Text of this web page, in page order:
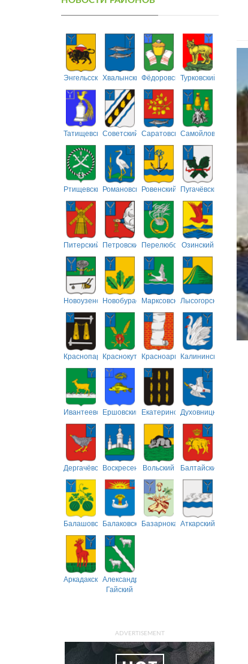
ЭнгельсскийХвалынскийФёдоровскийТурковский
ТатищевскийСоветский СаратовскийСамойловский
РтищевскийРомановскийРовенский Пугачёвский
Питерский ПетровскийПерелюбскийОзинский
НовоузенскийНовобурасскийМарксовскийЛысогорский
Краснопартизанский
КраснокутскийКрасноармейский
Калининский
ИвантеевскийЕршовский ЕкатериновскийДуховницкий
ДергачёвскийВоскресенскийВольский Балтайский
БалашовскийБалаковскийБазарнокарабулакский
Аткарский
АркадакскийАлександрово-
Гайский
ADVERTISEMENT